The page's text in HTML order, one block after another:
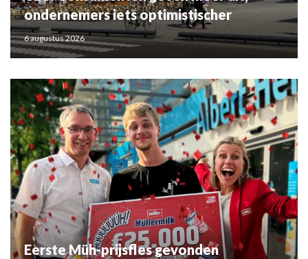
ondernemers iets optimistischer
6 augustus 2026
Eerste Müh-prijsfles gevonden